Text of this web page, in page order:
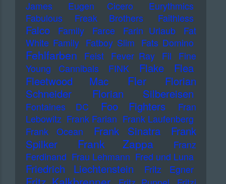
James
Eugen Cicero
Eurythmics
Fabulous Freak Brothers
Faithless
Falco Family Farce Farin Urlaub
Fat
White Family Fatboy Slim Fats Domino
Fehlfarben Feist Fever Ray Fil
Fine
Young Cannibals
FINK Flake
Flea
Fleetwood Mac
Fler
Florian
Schneider
Florian Silbereisen
Fontaines DC Foo Fighters
Fran
Lebowitz Frank Farian Frank Laufenberg
Frank Ocean
Frank Sinatra
Frank
Spilker
Frank Zappa
Franz
Ferdinand Frau Lehmann Fred und Luna
Friedrich Liechtenstein Fritz Egner